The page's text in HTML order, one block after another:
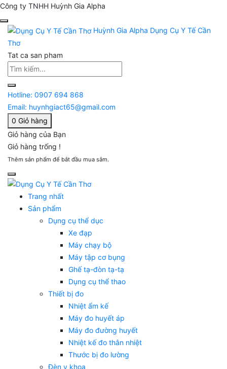
Công ty TNHH Huỳnh Gia Alpha
Huỳnh Gia Alpha Dụng Cụ Y Tế Cần
Thơ
Tat ca san pham
Hotline: 0907 694 868
Email: huynhgiact65@gmail.com
0 Giỏ hàng
Giỏ hàng của Bạn
Giỏ hàng trống !
Thêm sản phẩm để bắt đầu mua sắm.
Trang nhất
Sản phẩm
Dụng cụ thể dục
Xe đạp
Máy chạy bộ
Máy tập cơ bụng
Ghế tạ-đòn tạ-tạ
Dụng cụ thể thao
Thiết bị đo
Nhiệt ẩm kế
Máy đo huyết áp
Máy đo đường huyết
Nhiệt kế đo thân nhiệt
Thước bị đo lường
Đèn y khoa